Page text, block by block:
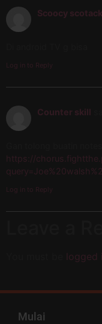
Scoocy
Log in to Reply
Counter skill
https://
Log in to Reply
logged
Mulai